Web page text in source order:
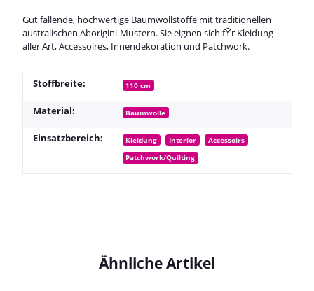
Gut fallende, hochwertige Baumwollstoffe mit traditionellen
australischen Aborigini-Mustern. Sie eignen sich fŸr Kleidung
aller Art, Accessoires, Innendekoration und Patchwork.
Stoffbreite: 110 cm
Material: Baumwolle
Einsatzbereich: Kleidung Interior
Accessoirs
Patchwork/Quilting
Ähnliche Artikel